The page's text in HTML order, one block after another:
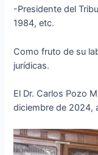
-Presidente del
1984, etc.
Como fruto de su
jurídicas.
El Dr. Carlos Pozo
diciembre de 2024,